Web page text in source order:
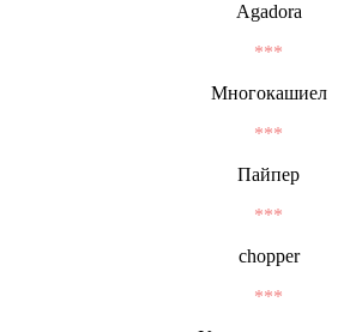
Agadora
***
Многокашиел
***
Пайпер
***
chopper
***